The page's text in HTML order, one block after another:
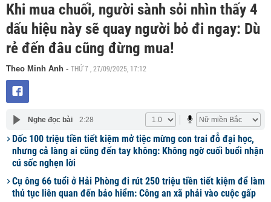
Khi mua chuối, người sành sỏi nhìn thấy 4
dấu hiệu này sẽ quay người bỏ đi ngay: Dù
rẻ đến đâu cũng đừng mua!
Theo Minh Anh - THỨ 7 , 27/09/2025, 17:12
Nghe đọc bài 2:28
Dốc 100 triệu tiền tiết kiệm mở tiệc mừng con trai đỗ đại học,
nhưng cả làng ai cũng đến tay không: Không ngờ cuối buổi nhận
cú sốc nghẹn lời
Cụ ông 66 tuổi ở Hải Phòng đi rút 250 triệu tiền tiết kiệm để làm
thủ tục liên quan đến bảo hiểm: Công an xã phải vào cuộc gấp